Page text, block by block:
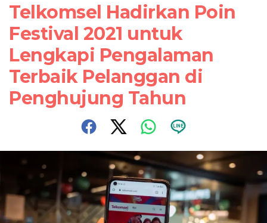
Telkomsel Hadirkan Poin
Festival 2021 untuk
Lengkapi Pengalaman
Terbaik Pelanggan di
Penghujung Tahun